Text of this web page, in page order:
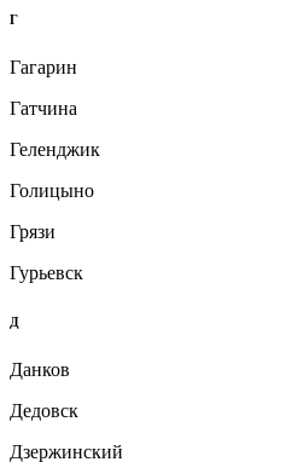
Г
Гагарин
Гатчина
Геленджик
Голицыно
Грязи
Гурьевск
Д
Данков
Дедовск
Дзержинский